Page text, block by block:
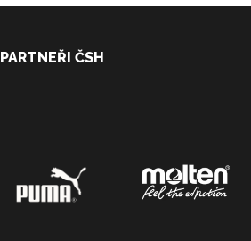
PARTNEŘI ČSH